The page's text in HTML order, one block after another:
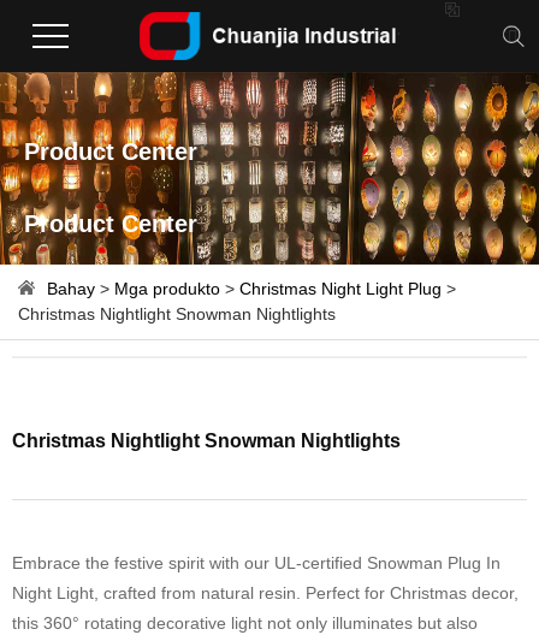

Product Center
Product Center
Bahay > Mga produkto > Christmas Night Light Plug >
Christmas Nightlight Snowman Nightlights
Christmas Nightlight Snowman Nightlights
Embrace the festive spirit with our UL-certified Snowman Plug In
Night Light, crafted from natural resin. Perfect for Christmas decor,
this 360° rotating decorative light not only illuminates but also